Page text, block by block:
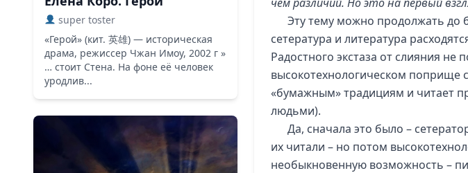
super toster
«Герой» (кит. 英雄) — историческая
драма, режиссер Чжан Имоу, 2002 г »
… стоит Стена. На фоне её человек
уродлив...
Эту тему можно продолжать до
сетература и литература
Радостного экстаза от слияния не
высокотехнологическом поприще
«бумажным» традициям и читает
людьми).
Да, сначала это было –
их читали – но потом
необыкновенную возможность –